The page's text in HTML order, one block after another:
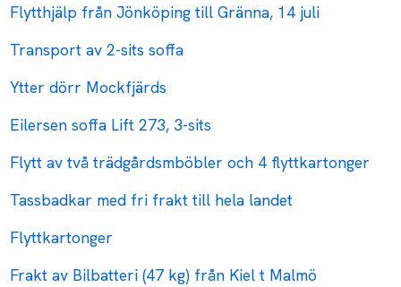
Flytthjälp från Jönköping till Gränna, 14 juli
Transport av 2-sits soffa
Ytter dörr Mockfjärds
Eilersen soffa Lift 273, 3-sits
Flytt av två trädgårdsmböbler och 4 flyttkartonger
Tassbadkar med fri frakt till hela landet
Flyttkartonger
Frakt av Bilbatteri (47 kg) från Kiel t Malmö